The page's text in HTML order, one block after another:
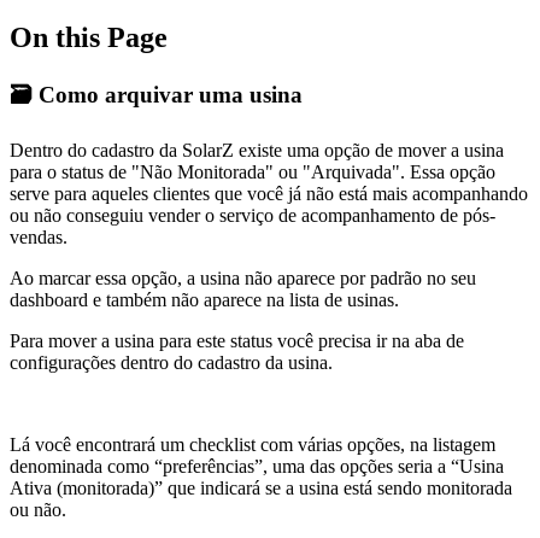
On this Page
🗃️ Como arquivar uma usina
Dentro do cadastro da SolarZ existe uma opção de mover a usina
para o status de "Não Monitorada" ou "Arquivada". Essa opção
serve para aqueles clientes que você já não está mais acompanhando
ou não conseguiu vender o serviço de acompanhamento de pós-
vendas.
Ao marcar essa opção, a usina não aparece por padrão no seu
dashboard e também não aparece na lista de usinas.
Para mover a usina para este status você precisa ir na aba de
configurações dentro do cadastro da usina.
Lá você encontrará um checklist com várias opções, na listagem
denominada como “preferências”, uma das opções seria a “Usina
Ativa (monitorada)” que indicará se a usina está sendo monitorada
ou não.